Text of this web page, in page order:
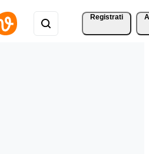
Registrati